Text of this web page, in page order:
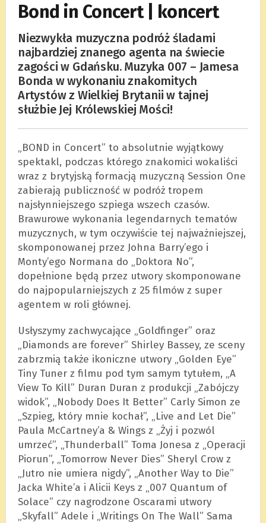
Bond in Concert | koncert
Niezwykła muzyczna podróż śladami
najbardziej znanego agenta na świecie
zagości w Gdańsku. Muzyka 007 – Jamesa
Bonda w wykonaniu znakomitych
Artystów z Wielkiej Brytanii w tajnej
służbie Jej Królewskiej Mości!
„BOND in Concert” to absolutnie wyjątkowy
spektakl, podczas którego znakomici wokaliści
wraz z brytyjską formacją muzyczną Session One
zabierają publiczność w podróż tropem
najsłynniejszego szpiega wszech czasów.
Brawurowe wykonania legendarnych tematów
muzycznych, w tym oczywiście tej najważniejszej,
skomponowanej przez Johna Barry’ego i
Monty’ego Normana do „Doktora No”,
dopełnione będą przez utwory skomponowane
do najpopularniejszych z 25 filmów z super
agentem w roli głównej.
Usłyszymy zachwycające „Goldfinger” oraz
„Diamonds are forever” Shirley Bassey, ze sceny
zabrzmią także ikoniczne utwory „Golden Eye”
Tiny Tuner z filmu pod tym samym tytułem, „A
View To Kill” Duran Duran z produkcji „Zabójczy
widok”, „Nobody Does It Better” Carly Simon ze
„Szpieg, który mnie kochał”, „Live and Let Die”
Paula McCartney’a & Wings z „Żyj i pozwól
umrzeć”, „Thunderball” Toma Jonesa z „Operacji
Piorun”, „Tomorrow Never Dies” Sheryl Crow z
„Jutro nie umiera nigdy”, „Another Way to Die”
Jacka White’a i Alicii Keys z „007 Quantum of
Solace” czy nagrodzone Oscarami utwory
„Skyfall” Adele i „Writings On The Wall” Sama